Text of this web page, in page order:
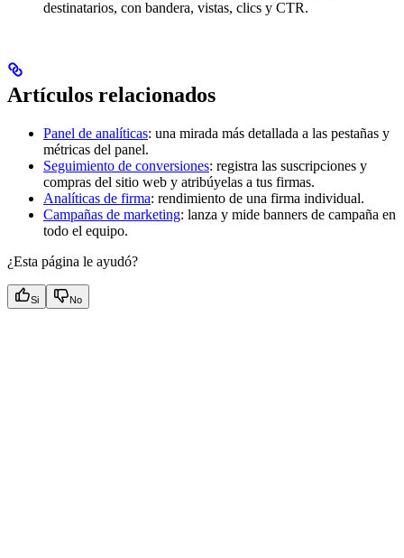
destinatarios, con bandera, vistas, clics y CTR.
Artículos relacionados
Panel de analíticas: una mirada más detallada a las pestañas y
métricas del panel.
Seguimiento de conversiones: registra las suscripciones y
compras del sitio web y atribúyelas a tus firmas.
Analíticas de firma: rendimiento de una firma individual.
Campañas de marketing: lanza y mide banners de campaña en
todo el equipo.
¿Esta página le ayudó?
Si No